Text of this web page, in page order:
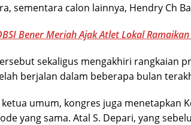
sementara calon lainnya, Hendry Ch
Bener Meriah Ajak Atlet Lokal
sekaligus mengakhiri rangkaian
berjalan dalam beberapa bulan
umum, kongres juga menetapkan
yang sama. Atal S. Depari, yang